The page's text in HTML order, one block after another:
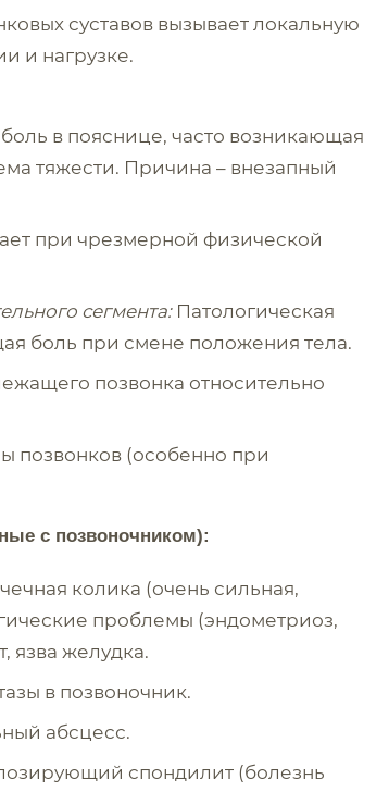
суставов вызывает локальную
и нагрузке.
в пояснице, часто возникающая
тяжести. Причина – внезапный
при чрезмерной физической
сегмента: Патологическая
боль при смене положения тела.
позвонка относительно
позвонков (особенно при
с позвоночником):
колика (очень сильная,
проблемы (эндометриоз,
язва желудка.
в позвоночник.
абсцесс.
спондилит (болезнь